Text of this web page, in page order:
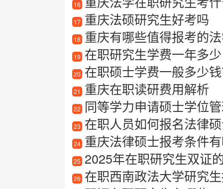
16
17 重庆法硕研究生好考吗
18 重庆有哪些值得报考的
19 在职研究生学费一年多少
20 在职硕士学费一般多少
21 重庆在职读研费用解析
22 同等学力申请硕士学位
23 在职人员如何报名法律
24 重庆法律硕士报考条件
25 2025年在职研究生双证
26 在职西南政法大学研究